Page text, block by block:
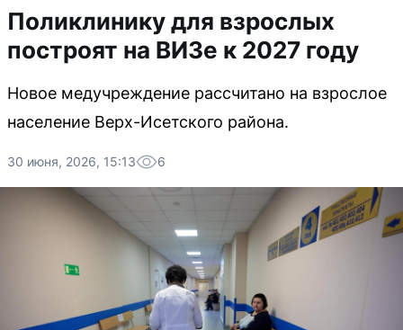
Поликлинику для взрослых
построят на ВИЗе к 2027 году
Новое медучреждение рассчитано на взрослое
население Верх-Исетского района.
30 июня, 2026, 15:13 6